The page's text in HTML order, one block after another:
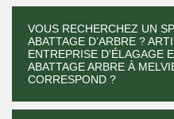
VOUS RECHERCHEZ UN
ABATTAGE D’ARBRE ?
ENTREPRISE D'ÉLAGAGE
ABATTAGE ARBRE À
CORRESPOND ?